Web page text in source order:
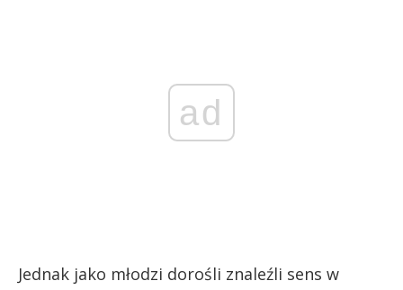
ad
Jednak jako młodzi dorośli znaleźli sens w